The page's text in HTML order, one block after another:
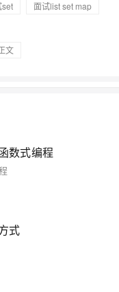
set
面试list set map
文
数式编程
式